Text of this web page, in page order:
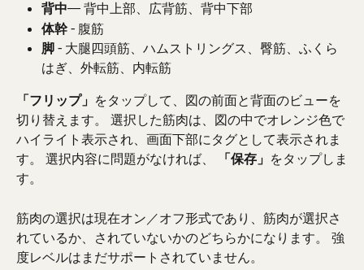
背中— 背中上部、広背筋、背中下部
体幹 - 腹筋
脚 - 大腿四頭筋、ハムストリングス、臀筋、ふくら
はぎ、外転筋、内転筋
「フリップ」 をタップして、図の前面と背面のビューを
切り替えます。 選択した筋肉は、図の中でオレンジ色で
ハイライト表示され、画面下部にタグとして表示されま
す。 選択内容に問題がなければ、
「保存」 をタップしま
す。
筋肉の選択は現在オン／オフ形式であり、筋肉が選択さ
れているか、されていないかのどちらかになります。 強
度レベルはまだサポートされていません。